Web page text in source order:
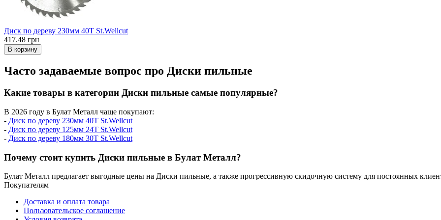
Диск по дереву 230мм 40T St.Wellcut
417.48 грн
В корзину
Часто задаваемые вопрос про Диски пильные
Какие товары в категории Диски пильные самые популярные?
В 2026 году в Булат Металл чаще покупают:
- Диск по дереву 230мм 40T St.Wellcut
- Диск по дереву 125мм 24T St.Wellcut
- Диск по дереву 180мм 30T St.Wellcut
Почему стоит купить Диски пильные в Булат Металл?
Булат Металл предлагает выгодные цены на Диски пильные, а также прогрессивную скидочную систему для постоянных
Покупателям
Доставка и оплата товара
Пользовательское соглашение